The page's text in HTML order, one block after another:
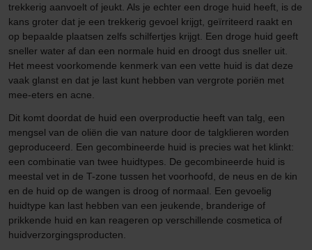
trekkerig aanvoelt of jeukt. Als je echter een droge huid heeft, is de
kans groter dat je een trekkerig gevoel krijgt, geïrriteerd raakt en
op bepaalde plaatsen zelfs schilfertjes krijgt. Een droge huid geeft
sneller water af dan een normale huid en droogt dus sneller uit.
Het meest voorkomende kenmerk van een vette huid is dat deze
vaak glanst en dat je last kunt hebben van vergrote poriën met
mee-eters en acne.
Dit komt doordat de huid een overproductie heeft van talg, een
mengsel van de oliën die van nature door de talgklieren worden
geproduceerd. Een gecombineerde huid is precies wat het klinkt:
een combinatie van twee huidtypes. De gecombineerde huid is
meestal vet in de T-zone tussen het voorhoofd, de neus en de kin
en de huid op de wangen is droog of normaal. Een gevoelig
huidtype kan last hebben van een jeukende, branderige of
prikkende huid en kan reageren op verschillende cosmetica of
huidverzorgingsproducten.